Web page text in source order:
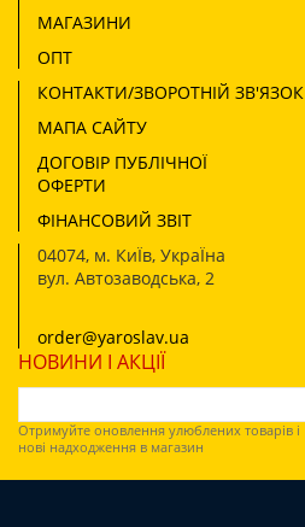
МАГАЗИНИ
ОПТ
КОНТАКТИ/ЗВОРОТНІЙ ЗВ'ЯЗОК
МАПА САЙТУ
ДОГОВІР ПУБЛІЧНОЇ
ОФЕРТИ
ФІНАНСОВИЙ ЗВІТ
04074, м. КиЇв, УкраЇна
вул. Автозаводська, 2
order@yaroslav.ua
НОВИНИ І АКЦІЇ
Отримуйте оновлення улюблених товарів і
нові надходження в магазин